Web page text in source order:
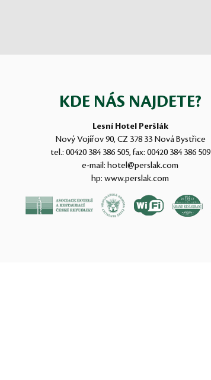
KDE NÁS NAJDETE?
Lesní Hotel Peršlák
Nový Vojířov 90, CZ 378 33 Nová Bystřice
tel.: 00420 384 386 505, fax: 00420 384 386 509
e-mail: hotel@perslak.com
hp: www.perslak.com